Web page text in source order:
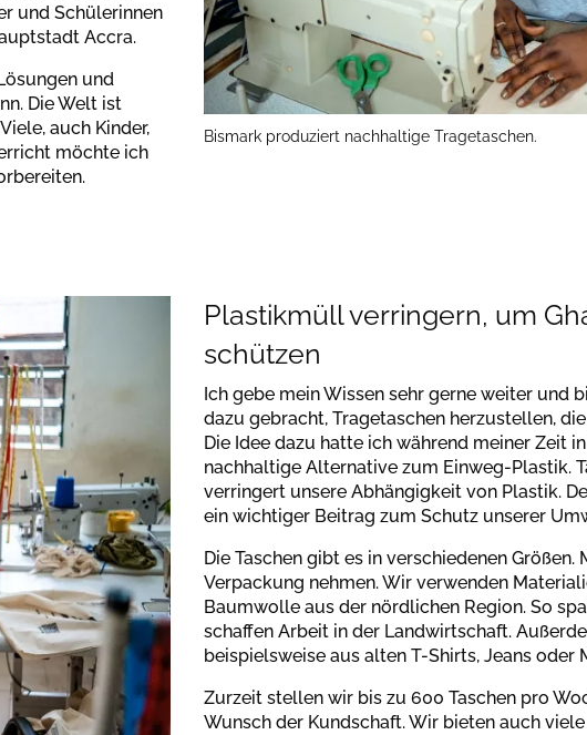
Bismark produziert nachhaltige Tragetaschen.
und Schülerinnen
Accra.
und
Die Welt ist
auch Kinder,
möchte ich
Plastikmüll verringern, um
schützen
Ich gebe mein Wissen sehr gerne weiter und
dazu gebracht, Tragetaschen herzustellen,
Die Idee dazu hatte ich während meiner Zeit
nachhaltige Alternative zum Einweg-Plastik.
verringert unsere Abhängigkeit von Plastik.
ein wichtiger Beitrag zum Schutz unserer
Die Taschen gibt es in verschiedenen
Verpackung nehmen. Wir verwenden
Baumwolle aus der nördlichen Region. So
schaffen Arbeit in der Landwirtschaft.
beispielsweise aus alten T-Shirts, Jeans oder
Zurzeit stellen wir bis zu 600 Taschen pro
Wunsch der Kundschaft. Wir bieten auch